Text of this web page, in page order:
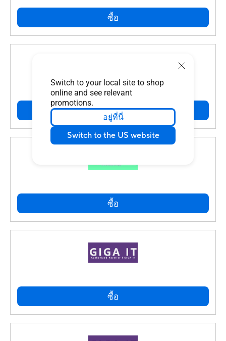
Switch to your local site to shop
online and see relevant
promotions.
อยู่ที่นี่
Switch to the US website
ซื้อ
ซื้อ
ซื้อ
ซื้อ